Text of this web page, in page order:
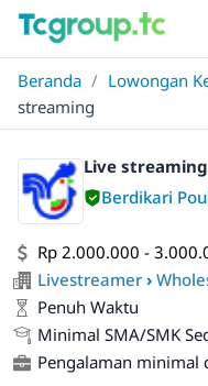
Beranda / Lowongan
streaming
Live streaming
Berdikari
Rp 2.000.000 -
Livestreamer ›
Penuh Waktu
Minimal SMA/SMK
Pengalaman minimal